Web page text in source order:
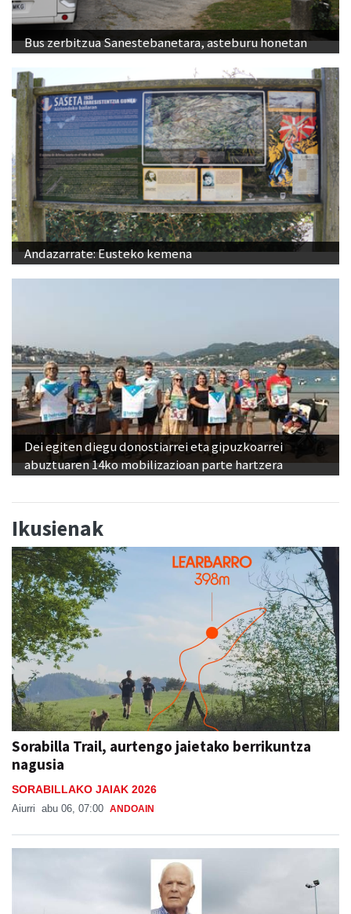
Bus zerbitzua Sanestebanetara, asteburu honetan
Andazarrate: Eusteko kemena
Dei egiten diegu donostiarrei eta gipuzkoarrei
abuztuaren 14ko mobilizazioan parte hartzera
Ikusienak
Sorabilla Trail, aurtengo jaietako berrikuntza
nagusia
SORABILLAKO JAIAK 2026
Aiurri abu 06, 07:00 ANDOAIN